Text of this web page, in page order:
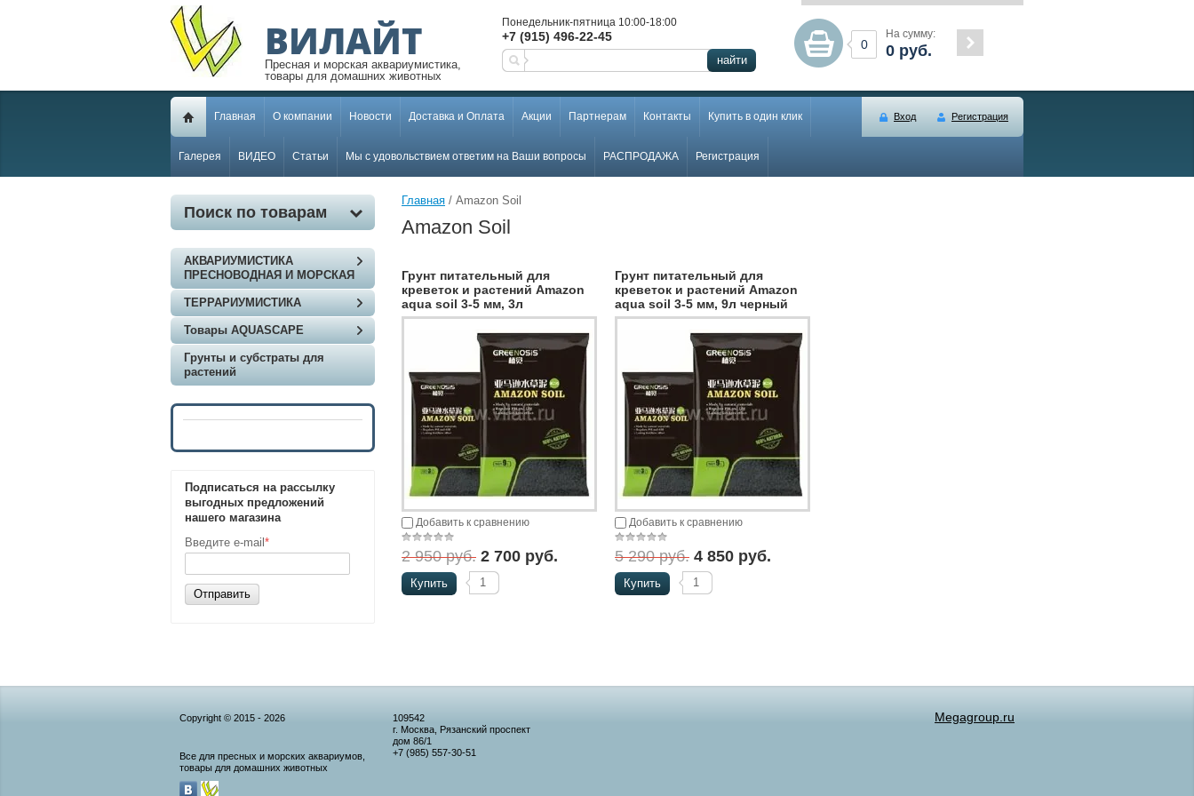
ВИЛАЙТ
Пресная и морская аквариумистика,
товары для домашних животных
Понедельник-пятница 10:00-18:00
+7 (915) 496-22-45
найти
0
На сумму:
0 руб.
Вход Регистрация
Главная О компании Новости Доставка и Оплата Акции Партнерам Контакты Купить в один клик
Галерея ВИДЕО Статьи Мы с удовольствием ответим на Ваши вопросы РАСПРОДАЖА Регистрация
Поиск по товарам
АКВАРИУМИСТИКА
ПРЕСНОВОДНАЯ И МОРСКАЯ
ТЕРРАРИУМИСТИКА
Товары AQUASCAPE
Грунты и субстраты для
растений
Подписаться на рассылку
выгодных предложений
нашего магазина
Введите e-mail *
Отправить
Главная / Amazon Soil
Amazon Soil
Грунт питательный для
креветок и растений Amazon
aqua soil 3-5 мм, 3л
Добавить к сравнению
2 950 руб. 2 700 руб.
Купить
Грунт питательный для
креветок и растений Amazon
aqua soil 3-5 мм, 9л черный
Добавить к сравнению
5 290 руб. 4 850 руб.
Купить
Copyright © 2015 - 2026
Все для пресных и морских аквариумов,
товары для домашних животных
109542
г. Москва, Рязанский проспект
дом 86/1
+7 (985) 557-30-51
Megagroup.ru